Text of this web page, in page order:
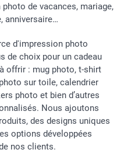
de vacances, mariage,
anniversaire…
d'impression photo
de choix pour un cadeau
offrir : mug photo, t-shirt
sur toile, calendrier
photo et bien d’autres
Nous ajoutons
des designs uniques
options développées
nos clients.